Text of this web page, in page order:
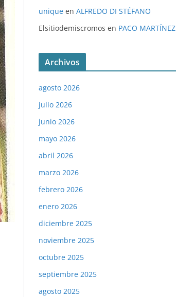
unique en ALFREDO DI STÉFANO
Elsitiodemiscromos en PACO MARTÍNEZ
Archivos
agosto 2026
julio 2026
junio 2026
mayo 2026
abril 2026
marzo 2026
febrero 2026
enero 2026
diciembre 2025
noviembre 2025
octubre 2025
septiembre 2025
agosto 2025